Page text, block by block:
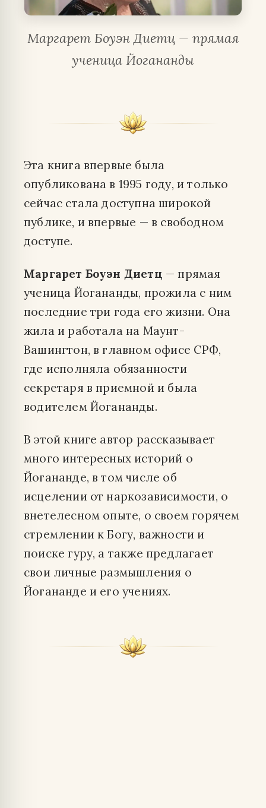
Маргарет Боуэн Диетц — прямая
ученица Йогананды
Эта книга впервые была
опубликована в 1995 году, и только
сейчас стала доступна широкой
публике, и впервые — в свободном
доступе.
Маргарет Боуэн Диетц — прямая
ученица Йогананды, прожила с ним
последние три года его жизни. Она
жила и работала на Маунт-
Вашингтон, в главном офисе СРФ,
где исполняла обязанности
секретаря в приемной и была
водителем Йогананды.
В этой книге автор рассказывает
много интересных историй о
Йогананде, в том числе об
исцелении от наркозависимости, о
внетелесном опыте, о своем горячем
стремлении к Богу, важности и
поиске гуру, а также предлагает
свои личные размышления о
Йогананде и его учениях.